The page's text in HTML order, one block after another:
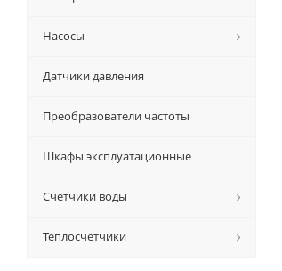
Насосы
Датчики давления
Преобразователи частоты
Шкафы эксплуатационные
Счетчики воды
Теплосчетчики